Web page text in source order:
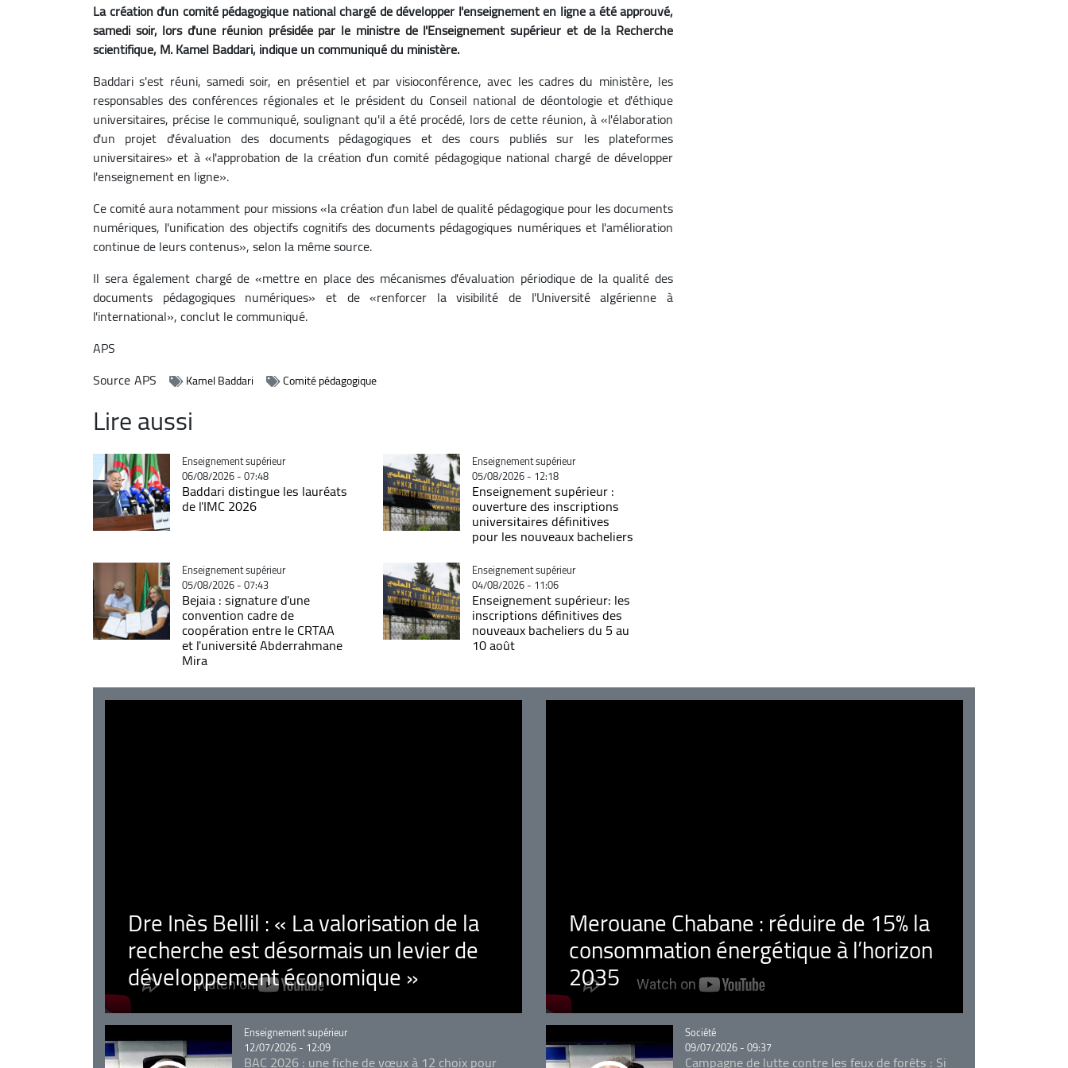
La création d'un comité pédagogique national chargé de développer l'enseignement en ligne a été approuvé,
samedi soir, lors d'une réunion présidée par le ministre de l'Enseignement supérieur et de la Recherche
scientifique, M. Kamel Baddari, indique un communiqué du ministère.
Baddari s'est réuni, samedi soir, en présentiel et par visioconférence, avec les cadres du ministère, les
responsables des conférences régionales et le président du Conseil national de déontologie et d'éthique
universitaires, précise le communiqué, soulignant qu'il a été procédé, lors de cette réunion, à «l'élaboration
d'un projet d'évaluation des documents pédagogiques et des cours publiés sur les plateformes
universitaires» et à «l'approbation de la création d'un comité pédagogique national chargé de développer
l'enseignement en ligne».
Ce comité aura notamment pour missions «la création d'un label de qualité pédagogique pour les documents
numériques, l'unification des objectifs cognitifs des documents pédagogiques numériques et l'amélioration
continue de leurs contenus», selon la même source.
Il sera également chargé de «mettre en place des mécanismes d'évaluation périodique de la qualité des
documents pédagogiques numériques» et de «renforcer la visibilité de l'Université algérienne à
l'international», conclut le communiqué.
APS
SourceAPS Kamel Baddari Comité pédagogique
Lire aussi
Catégorie
Enseignement supérieur
06/08/2026 - 07:48
Baddari distingue les lauréats
de l'IMC 2026
Catégorie
Enseignement supérieur
05/08/2026 - 12:18
Enseignement supérieur :
ouverture des inscriptions
universitaires définitives
pour les nouveaux bacheliers
Catégorie
Enseignement supérieur
05/08/2026 - 07:43
Bejaia : signature d'une
convention cadre de
coopération entre le CRTAA
et l'université Abderrahmane
Mira
Catégorie
Enseignement supérieur
04/08/2026 - 11:06
Enseignement supérieur: les
inscriptions définitives des
nouveaux bacheliers du 5 au
10 août
Dre Inès Bellil : « La valorisation de la
recherche est désormais un levier de
développement économique »
Merouane Chabane : réduire de 15% la
consommation énergétique à l’horizon
2035
Catégorie
Enseignement supérieur
12/07/2026 - 12:09
BAC 2026 : une fiche de vœux à 12 choix pour
Catégorie
Société
09/07/2026 - 09:37
Campagne de lutte contre les feux de forêts : Si